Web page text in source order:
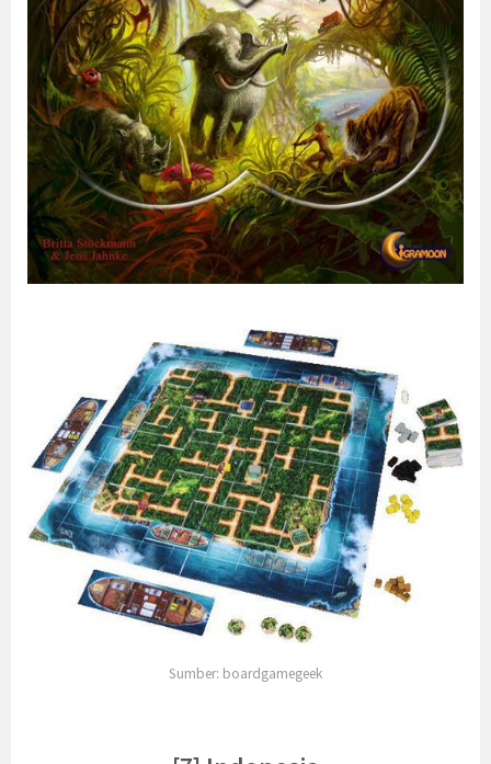
Sumber: boardgamegeek